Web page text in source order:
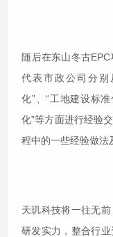
随后在东山冬古
代表市政公司分别
化”、“工地建设标
化”等方面进行经验
程中的一些经验做法
天玑科技将一往无
研发实力，整合行